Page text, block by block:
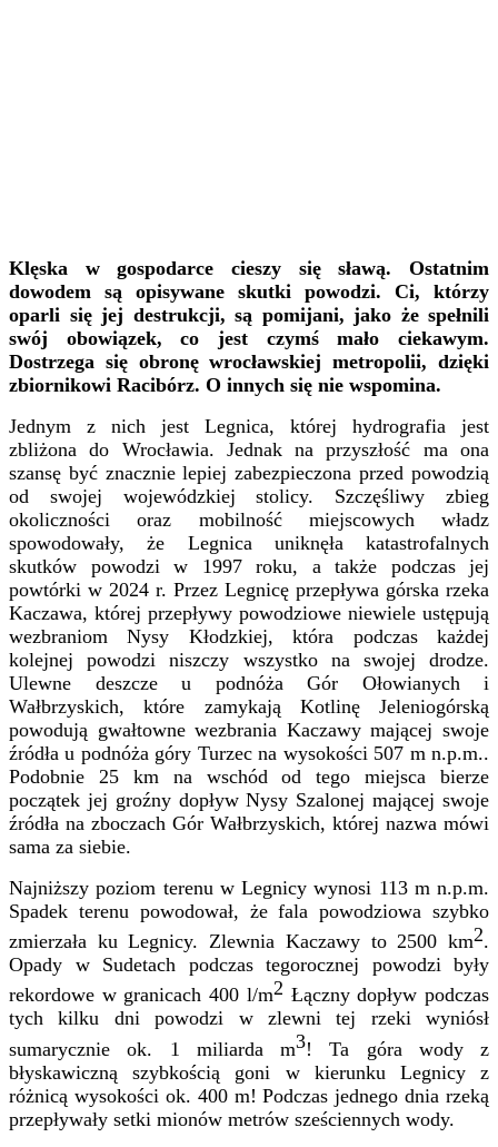
Klęska w gospodarce cieszy się sławą. Ostatnim
dowodem są opisywane skutki powodzi. Ci, którzy
oparli się jej destrukcji, są pomijani, jako że spełnili
swój obowiązek, co jest czymś mało ciekawym.
Dostrzega się obronę wrocławskiej metropolii, dzięki
zbiornikowi Racibórz. O innych się nie wspomina.
Jednym z nich jest Legnica, której hydrografia jest
zbliżona do Wrocławia. Jednak na przyszłość ma ona
szansę być znacznie lepiej zabezpieczona przed powodzią
od swojej wojewódzkiej stolicy. Szczęśliwy zbieg
okoliczności oraz mobilność miejscowych władz
spowodowały, że Legnica uniknęła katastrofalnych
skutków powodzi w 1997 roku, a także podczas jej
powtórki w 2024 r. Przez Legnicę przepływa górska rzeka
Kaczawa, której przepływy powodziowe niewiele ustępują
wezbraniom Nysy Kłodzkiej, która podczas każdej
kolejnej powodzi niszczy wszystko na swojej drodze.
Ulewne deszcze u podnóża Gór Ołowianych i
Wałbrzyskich, które zamykają Kotlinę Jeleniogórską
powodują gwałtowne wezbrania Kaczawy mającej swoje
źródła u podnóża góry Turzec na wysokości 507 m n.p.m..
Podobnie 25 km na wschód od tego miejsca bierze
początek jej groźny dopływ Nysy Szalonej mającej swoje
źródła na zboczach Gór Wałbrzyskich, której nazwa mówi
sama za siebie.
Najniższy poziom terenu w Legnicy wynosi 113 m n.p.m.
Spadek terenu powodował, że fala powodziowa szybko
zmierzała ku Legnicy. Zlewnia Kaczawy to 2500 km2.
Opady w Sudetach podczas tegorocznej powodzi były
rekordowe w granicach 400 l/m2 Łączny dopływ podczas
tych kilku dni powodzi w zlewni tej rzeki wyniósł
sumarycznie ok. 1 miliarda m3! Ta góra wody z
błyskawiczną szybkością goni w kierunku Legnicy z
różnicą wysokości ok. 400 m! Podczas jednego dnia rzeką
przepływały setki mionów metrów sześciennych wody.